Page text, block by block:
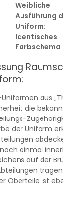
Weibliche
Ausführung
Uniform:
Identisches
Farbschema
aus
die
der Uniform
einmal
auf der
Oberteile ist